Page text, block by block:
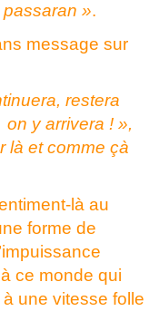
».
message sur
restera
y arrivera ! »,
là et comme çà
là au
forme de
ce monde qui
une vitesse folle